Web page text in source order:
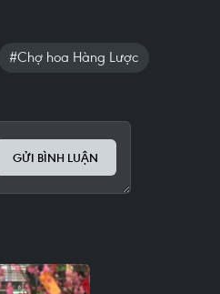
#Chợ hoa Hàng Lược
GỬI BÌNH LUẬN